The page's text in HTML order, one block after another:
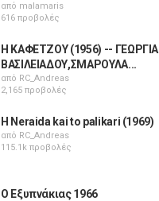
από malamaris
616 προβολές
Η ΚΑΦΕΤΖΟΥ (1956) -- ΓΕΩΡΓΙΑ
ΒΑΣΙΛΕΙΑΔΟΥ,ΣΜΑΡΟΥΛΑ...
από RC_Andreas
2,165 προβολές
H Neraida kai to palikari (1969)
από RC_Andreas
115.1k προβολές
Ο Εξυπνάκιας 1966